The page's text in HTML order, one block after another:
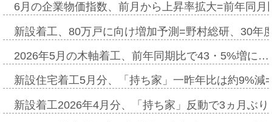
6月の企業物価指数、前月から上昇率拡大=前年同
新設着工、80万戸に向け増加予測=野村総研、30年
2026年5月の木軸着工、前年同期比で43・5%増に…
新設住宅着工5月分、「持ち家」一昨年比は約9%
新設着工2026年4月分、「持ち家」反動で3ヵ月ぶ